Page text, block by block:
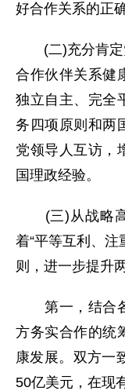
好合作关系的正
(二)充分肯定
合作伙伴关系健
独立自主、完全
务四项原则和两
党领导人互访，
国理政经验。
(三)从战略高
着“平等互利、注
则，进一步提升
第一，结合各
方务实合作的统
康发展。双方一
50亿美元，在现